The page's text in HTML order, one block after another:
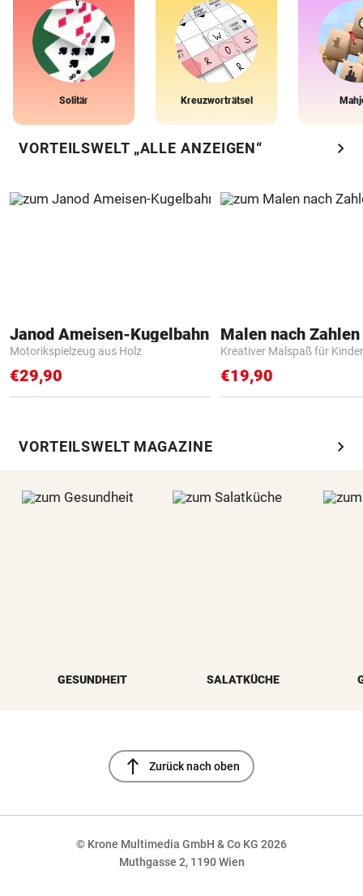
Solitär Kreuzworträtsel
VORTEILSWELT „ALLE ANZEIGEN“ chevron_right
Janod Ameisen-Kugelbahn
Motorikspielzeug aus Holz
€29,90
Kreativer Malspaß für Kinder
€19,90
VORTEILSWELT MAGAZINE chevron_right
GESUNDHEIT SALATKÜCHE
north Zurück nach oben
© Krone Multimedia GmbH & Co KG 2026
Muthgasse 2, 1190 Wien